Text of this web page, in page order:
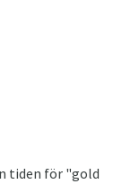
tiden för "gold